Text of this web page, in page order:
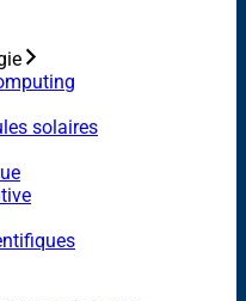
solaires